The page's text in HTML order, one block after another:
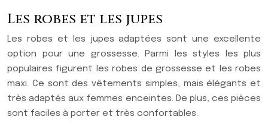
Les robes et les jupes
Les robes et les jupes adaptées sont une excellente
option pour une grossesse. Parmi les styles les plus
populaires figurent les robes de grossesse et les robes
maxi. Ce sont des vêtements simples, mais élégants et
très adaptés aux femmes enceintes. De plus, ces pièces
sont faciles à porter et très confortables.